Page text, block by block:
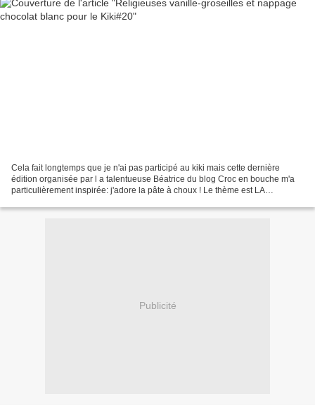
Cela fait longtemps que je n'ai pas participé au kiki mais cette dernière
édition organisée par l a talentueuse Béatrice du blog Croc en bouche m'a
particulièrement inspirée: j'adore la pâte à choux ! Le thème est LA
Publicité